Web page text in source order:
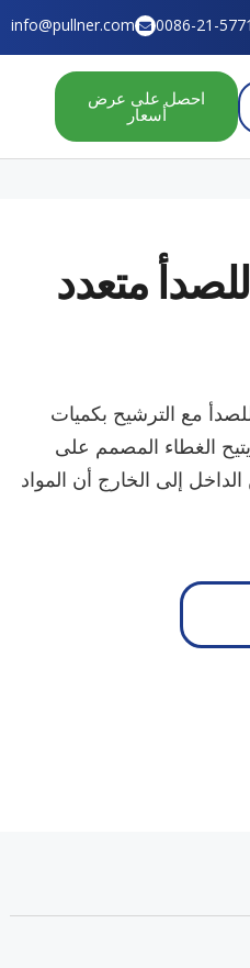
0086-21-
info@pullner.com
احصل على عرض
أسعار
متعدد
مع الترشيح بكميات
ترشيح لكل وعاء. يتيح الغطاء المصمم على
إلى الخارج أن المواد